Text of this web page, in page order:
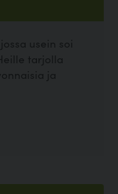
usein soi
tarjolla
ja